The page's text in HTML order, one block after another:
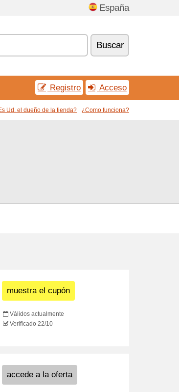
España
Buscar
Registro Acceso
Ud. el dueño de la tienda? ¿Como funciona?
muestra el cupón
Válidos actualmente
Verificado 22/10
accede a la oferta